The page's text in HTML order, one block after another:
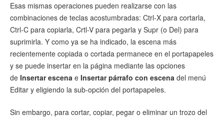
Esas mismas operaciones pueden realizarse con las
combinaciones de teclas acostumbradas: Ctrl-X para cortarla,
Ctrl-C para copiarla, Crtl-V para pegarla y Supr (o Del) para
suprimirla. Y como ya se ha indicado, la escena más
recientemente copiada o cortada permanece en el portapapeles
y se puede insertar en la página mediante las opciones
de Insertar escena e Insertar párrafo con escena del menú
Editar y eligiendo la sub-opción del portapapeles.
Sin embargo, para cortar, copiar, pegar o eliminar un trozo del